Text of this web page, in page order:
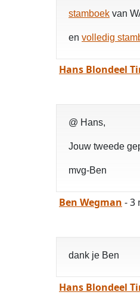
stamboek van
en volledig
Hans Blondeel
@ Hans,
Jouw tweede
mvg-Ben
Ben Wegman - 3
dank je Ben
Hans Blondeel